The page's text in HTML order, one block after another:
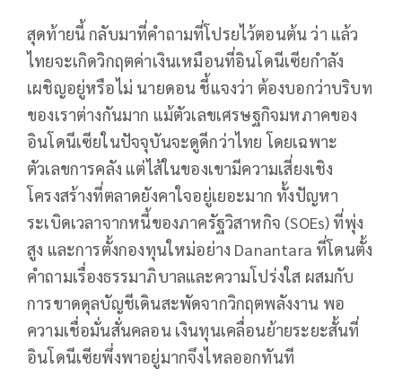
สุดท้ายนี้ กลับมาที่คำถามที่โปรยไว้ตอนต้น ว่า แล้ว
ไทยจะเกิดวิกฤตค่าเงินเหมือนที่อินโดนีเซียกำลัง
เผชิญอยู่หรือไม่ นายดอน ชี้แจงว่า ต้องบอกว่าบริบท
ของเราต่างกันมาก แม้ตัวเลขเศรษฐกิจมหภาคของ
อินโดนีเซียในปัจจุบันจะดูดีกว่าไทย โดยเฉพาะ
ตัวเลขการคลัง แต่ไส้ในของเขามีความเสี่ยงเชิง
โครงสร้างที่ตลาดยังคาใจอยู่เยอะมาก ทั้งปัญหา
ระเบิดเวลาจากหนี้ของภาครัฐวิสาหกิจ (SOEs) ที่พุ่ง
สูง และการตั้งกองทุนใหม่อย่าง Danantara ที่โดนตั้ง
คำถามเรื่องธรรมาภิบาลและความโปร่งใส ผสมกับ
การขาดดุลบัญชีเดินสะพัดจากวิกฤตพลังงาน พอ
ความเชื่อมั่นสั่นคลอน เงินทุนเคลื่อนย้ายระยะสั้นที่
อินโดนีเซียพึ่งพาอยู่มากจึงไหลออกทันที